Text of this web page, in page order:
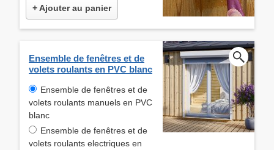
+ Ajouter au panier
Ensemble de fenêtres et de
volets roulants en PVC blanc
Ensemble de fenêtres et de
volets roulants manuels en PVC
blanc
Ensemble de fenêtres et de
volets roulants electriques en